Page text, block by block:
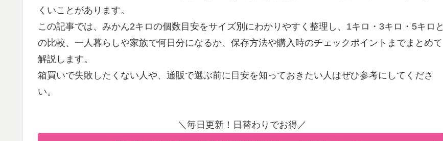
くいことがあります。
この記事では、みかん2キロの個数目安をサイズ別にわかりやすく整理し、1キロ・3キロ・5キロと
の比較、一人暮らしや家族で何日分になるか、保存方法や購入時のチェックポイントまでまとめて
解説します。
箱買いで失敗したくない人や、通販で選ぶ前に目安を知っておきたい人はぜひ参考にしてくださ
い。
＼毎日更新！日替わりでお得／